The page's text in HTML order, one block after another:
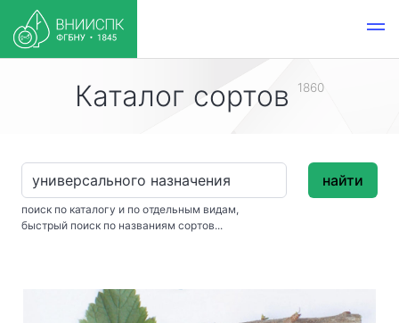
Каталог сортов 1860
поиск по каталогу и по отдельным видам,
быстрый поиск по названиям сортов...
найти